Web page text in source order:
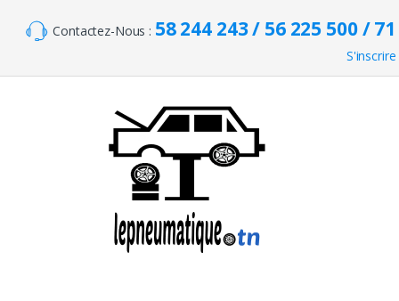
Contactez-Nous : 58 244 243 / 56 225 500 /
S'inscrire